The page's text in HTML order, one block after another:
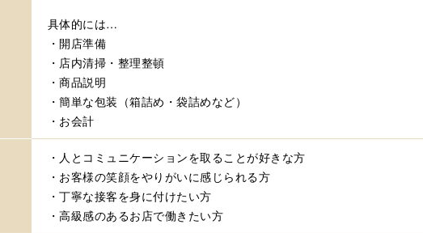
具体的には…
・開店準備
・店内清掃・整理整頓
・商品説明
・簡単な包装（箱詰め・袋詰めなど）
・お会計
・人とコミュニケーションを取ることが好きな方
・お客様の笑顔をやりがいに感じられる方
・丁寧な接客を身に付けたい方
・高級感のあるお店で働きたい方